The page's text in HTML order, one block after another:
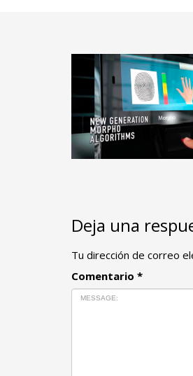
Deja una
Tu dirección de correo
Comentario *